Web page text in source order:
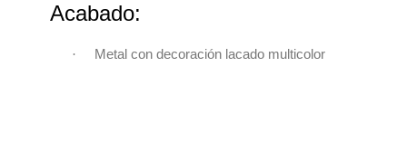
Acabado:
· Metal con decoración lacado multicolor